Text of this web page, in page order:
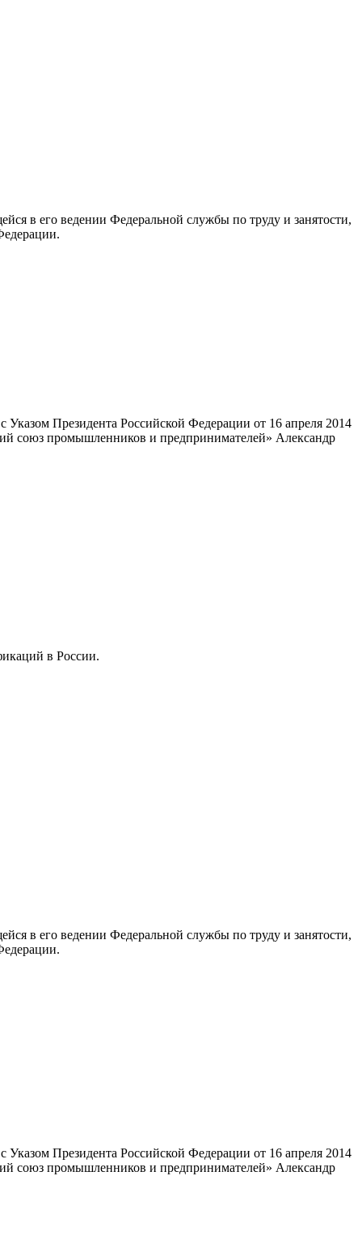
в его ведении Федеральной службы по труду и занятости,
Президента Российской Федерации от 16 апреля 2014
союз промышленников и предпринимателей» Александр
в России.
в его ведении Федеральной службы по труду и занятости,
Президента Российской Федерации от 16 апреля 2014
союз промышленников и предпринимателей» Александр